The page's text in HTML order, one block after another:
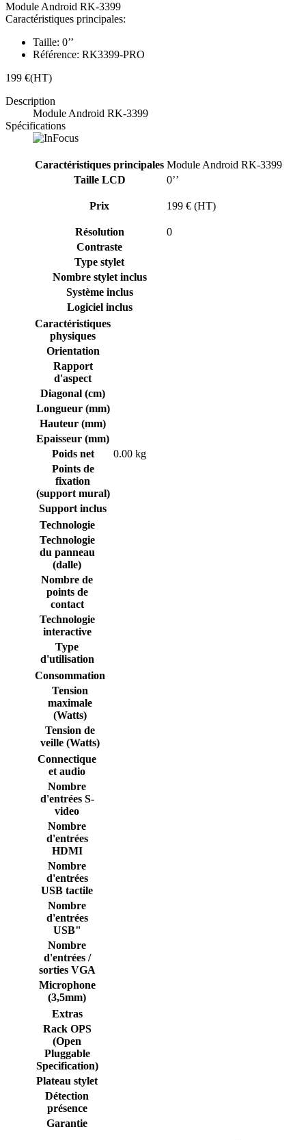
Module Android RK-3399
Caractéristiques principales:
Taille: 0’’
Référence: RK3399-PRO
199 €(HT)
Description
Module Android RK-3399
Spécifications
Caractéristiques principales Module Android RK-3399
Taille LCD
0’’
Prix 199 € (HT)
Résolution
0
Contraste
Type stylet
Nombre stylet inclus
Système inclus
Logiciel inclus
Caractéristiques
physiques
Orientation
Rapport
d'aspect
Diagonal (cm)
Longueur (mm)
Hauteur (mm)
Epaisseur (mm)
Poids net
0.00 kg
Points de
fixation
(support mural)
Support inclus
Technologie
Technologie
du panneau
(dalle)
Nombre de
points de
contact
Technologie
interactive
Type
d'utilisation
Consommation
Tension
maximale
(Watts)
Tension de
veille (Watts)
Connectique
et audio
Nombre
d'entrées S-
video
Nombre
d'entrées
HDMI
Nombre
d'entrées
USB tactile
Nombre
d'entrées
USB"
Nombre
d'entrées /
sorties VGA
Microphone
(3,5mm)
Extras
Rack OPS
(Open
Pluggable
Specification)
Plateau stylet
Détection
présence
Garantie